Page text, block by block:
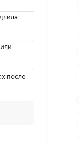
после